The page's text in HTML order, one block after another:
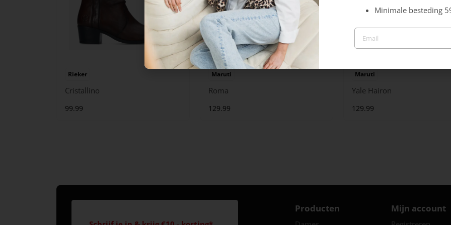
Rieker
Cristallino
99.99
Maruti
Roma
129.99
Maruti
Yale Hairon
129.99
Producten Mijn account
Minimale besteding